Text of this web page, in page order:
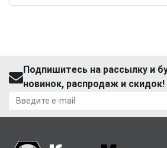
Подпишитесь на рассылку и
новинок, распродаж и скидок!